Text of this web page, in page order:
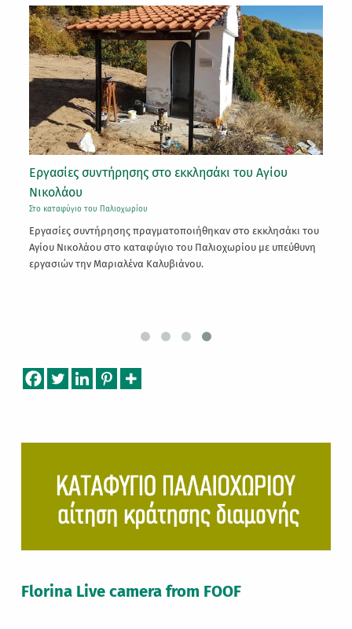
Εργασίες συντήρησης στο εκκλησάκι του Αγίου
Νικολάου
Στο καταφύγιο του Παλιοχωρίου
Εργασίες συντήρησης πραγματοποιήθηκαν στο εκκλησάκι του
Αγίου Νικολάου στο καταφύγιο του Παλιοχωρίου με υπεύθυνη
εργασιών την Μαριαλένα Καλυβιάνου.
Skip back to main navigation
Florina Live camera from FOOF